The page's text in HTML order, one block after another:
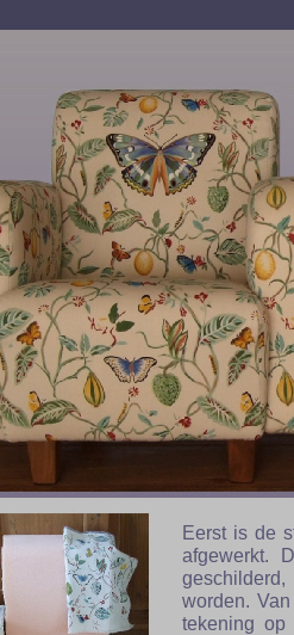
Eerst is de
afgewerkt.
worden.
tekening op